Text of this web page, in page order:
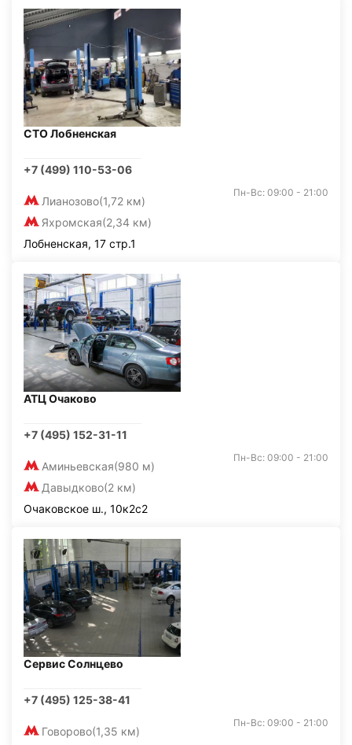
СТО Лобненская
+7 (499) 110-53-06
Лианозово(1,72 км)
Яхромская(2,34 км)
Пн-Вс: 09:00 - 21:00
Лобненская, 17 стр.1
АТЦ Очаково
+7 (495) 152-31-11
Аминьевская(980 м)
Давыдково(2 км)
Пн-Вс: 09:00 - 21:00
Очаковское ш., 10к2с2
Сервис Солнцево
+7 (495) 125-38-41
Говорово(1,35 км)
Пн-Вс: 09:00 - 21:00